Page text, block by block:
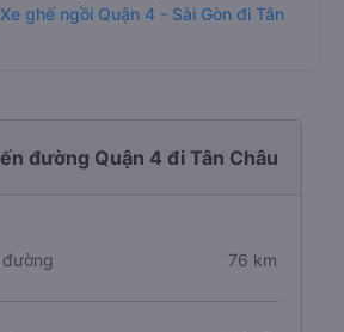
Xe ghế ngồi Quận 4 - Sài Gòn đi Tân
đường Quận 4 đi Tân Châu
76 km